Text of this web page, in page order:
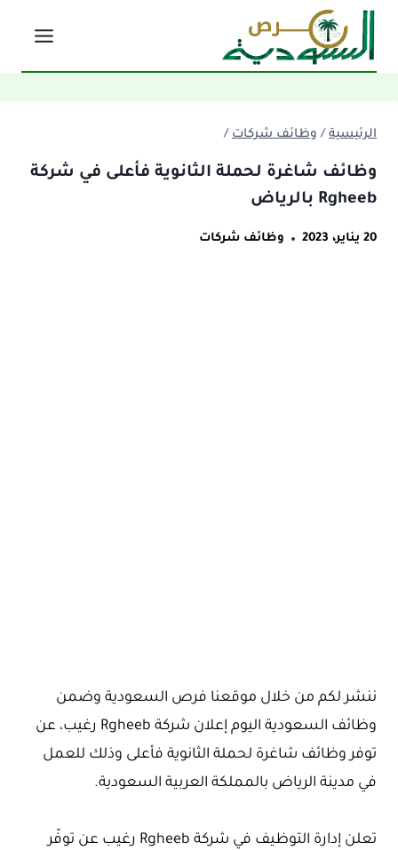
التجاوز
المحتوى
الرئيسية / وظائف شركات /
وظائف شاغرة لحملة الثانوية فأعلى في شركة
Rgheeb بالرياض
20 يناير، 2023 وظائف شركات
ننشر لكم من خلال موقعنا فرص السعودية وضمن
وظائف السعودية اليوم إعلان شركة Rgheeb رغيب، عن
توفر وظائف شاغرة لحملة الثانوية فأعلى وذلك للعمل
في مدينة الرياض بالمملكة العربية السعودية.
تعلن إدارة التوظيف في شركة Rgheeb رغيب عن توفّر